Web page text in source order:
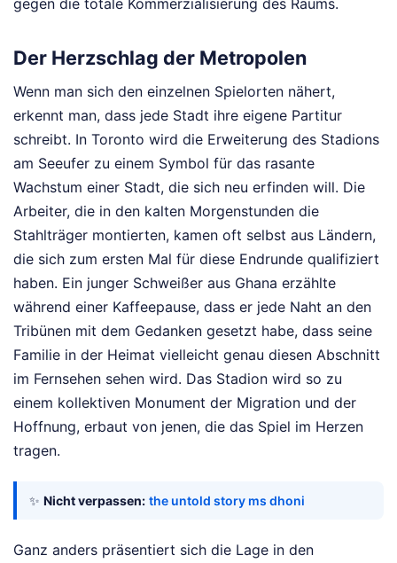
gegen die totale Kommerzialisierung des Raums.
Der Herzschlag der Metropolen
Wenn man sich den einzelnen Spielorten nähert,
erkennt man, dass jede Stadt ihre eigene Partitur
schreibt. In Toronto wird die Erweiterung des Stadions
am Seeufer zu einem Symbol für das rasante
Wachstum einer Stadt, die sich neu erfinden will. Die
Arbeiter, die in den kalten Morgenstunden die
Stahlträger montierten, kamen oft selbst aus Ländern,
die sich zum ersten Mal für diese Endrunde qualifiziert
haben. Ein junger Schweißer aus Ghana erzählte
während einer Kaffeepause, dass er jede Naht an den
Tribünen mit dem Gedanken gesetzt habe, dass seine
Familie in der Heimat vielleicht genau diesen Abschnitt
im Fernsehen sehen wird. Das Stadion wird so zu
einem kollektiven Monument der Migration und der
Hoffnung, erbaut von jenen, die das Spiel im Herzen
tragen.
✨ Nicht verpassen: the untold story ms dhoni
Ganz anders präsentiert sich die Lage in den